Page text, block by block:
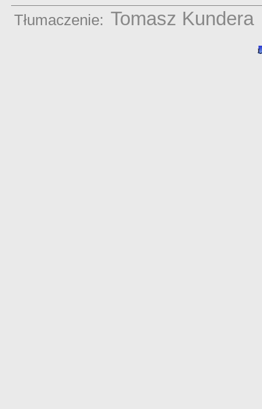
Tłumaczenie: Tomasz Kundera